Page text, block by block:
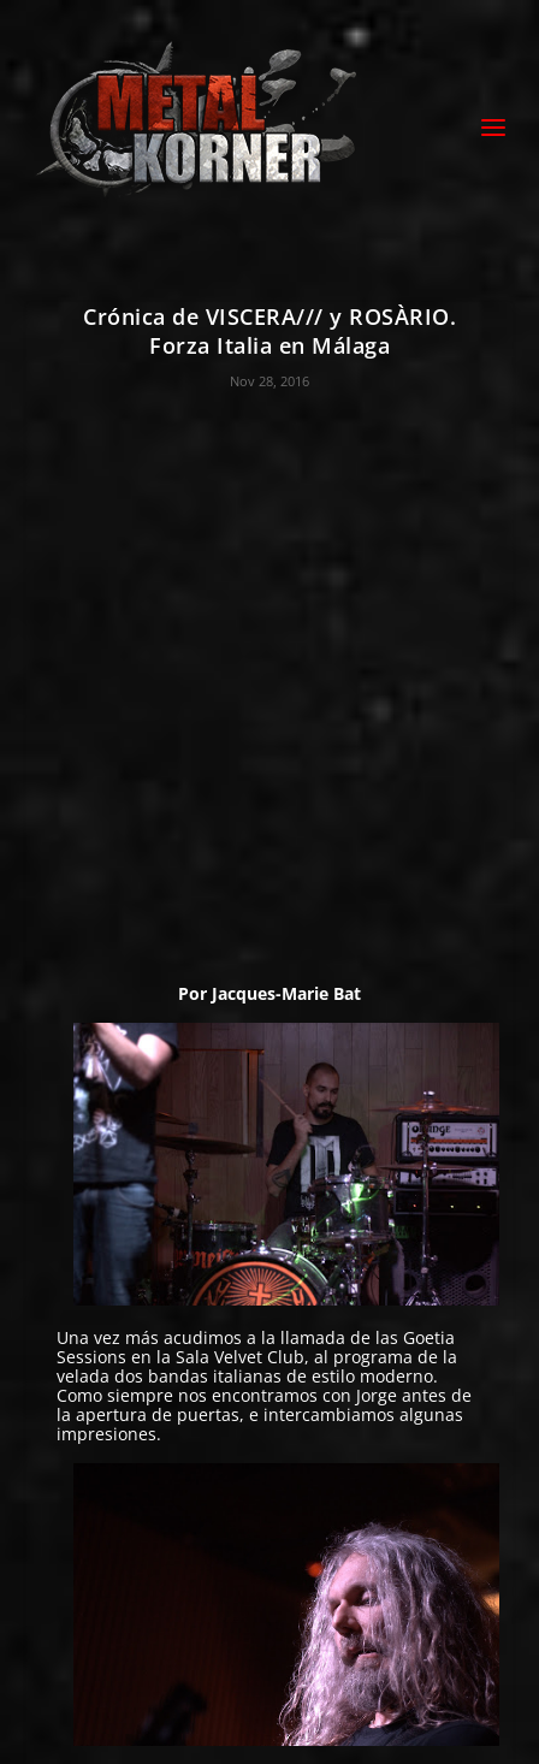
Crónica de VISCERA/// y ROSÀRIO.
Forza Italia en Málaga
Nov 28, 2016
Por Jacques-Marie Bat
Una vez más acudimos a la llamada de las Goetia
Sessions en laSala Velvet Club, al programa de la
velada dos bandas italianas de estilo moderno.
Como siempre nos encontramos con Jorge antes de
la apertura de puertas, e intercambiamos algunas
impresiones.